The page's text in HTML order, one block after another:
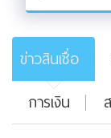
ข่าวสินเชื่อ
การเงิน